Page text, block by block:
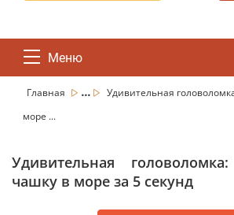
Меню
Главная ...
Удивительная
море ...
Удивительная
чашку в море за 5 секунд